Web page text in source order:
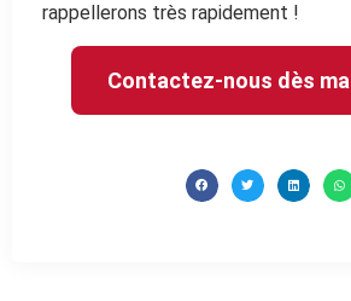
rappellerons très rapidement !
Contactez-nous dès